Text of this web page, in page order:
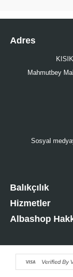
Adres
Mahmutbey
Sosyal
Balıkçılık
Hizmetler
Albashop